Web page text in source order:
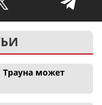
Трауна может